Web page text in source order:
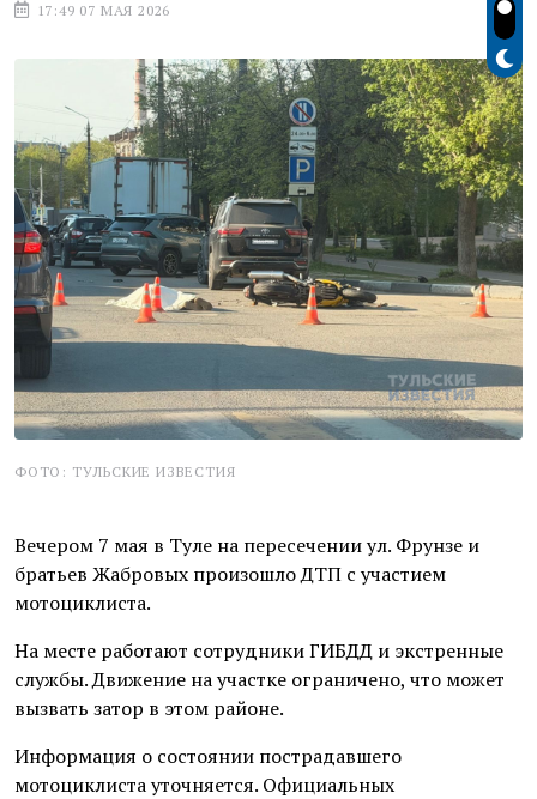
17:49 07 МАЯ 2026
ФОТО: ТУЛЬСКИЕ ИЗВЕСТИЯ
Вечером 7 мая в Туле на пересечении ул. Фрунзе и
братьев Жабровых произошло ДТП с участием
мотоциклиста.
На месте работают сотрудники ГИБДД и экстренные
службы. Движение на участке ограничено, что может
вызвать затор в этом районе.
Информация о состоянии пострадавшего
мотоциклиста уточняется. Официальных